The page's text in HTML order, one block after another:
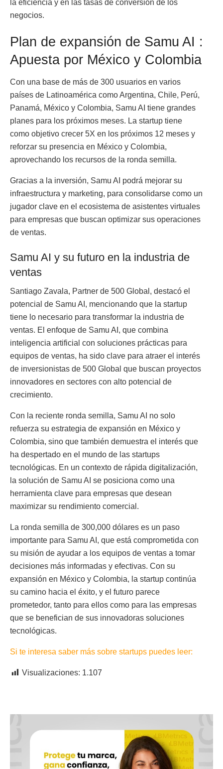
la eficiencia y en las tasas de conversión de los
negocios.
Plan de expansión de Samu AI :
Apuesta por México y Colombia
Con una base de más de 300 usuarios en varios
países de Latinoamérica como Argentina, Chile, Perú,
Panamá, México y Colombia, Samu AI tiene grandes
planes para los próximos meses. La startup tiene
como objetivo crecer 5X en los próximos 12 meses y
reforzar su presencia en México y Colombia,
aprovechando los recursos de la ronda semilla.
Gracias a la inversión, Samu AI podrá mejorar su
infraestructura y marketing, para consolidarse como un
jugador clave en el ecosistema de asistentes virtuales
para empresas que buscan optimizar sus operaciones
de ventas.
Samu AI y su futuro en la industria de
ventas
Santiago Zavala, Partner de 500 Global, destacó el
potencial de Samu AI, mencionando que la startup
tiene lo necesario para transformar la industria de
ventas. El enfoque de Samu AI, que combina
inteligencia artificial con soluciones prácticas para
equipos de ventas, ha sido clave para atraer el interés
de inversionistas de 500 Global que buscan proyectos
innovadores en sectores con alto potencial de
crecimiento.
Con la reciente ronda semilla, Samu AI no solo
refuerza su estrategia de expansión en México y
Colombia, sino que también demuestra el interés que
ha despertado en el mundo de las startups
tecnológicas. En un contexto de rápida digitalización,
la solución de Samu AI se posiciona como una
herramienta clave para empresas que desean
maximizar su rendimiento comercial.
La ronda semilla de 300,000 dólares es un paso
importante para Samu AI, que está comprometida con
su misión de ayudar a los equipos de ventas a tomar
decisiones más informadas y efectivas. Con su
expansión en México y Colombia, la startup continúa
su camino hacia el éxito, y el futuro parece
prometedor, tanto para ellos como para las empresas
que se benefician de sus innovadoras soluciones
tecnológicas.
Si te interesa saber más sobre startups puedes leer:
Visualizaciones: 1.107